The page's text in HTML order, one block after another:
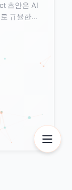
초안은 AI
규율한다.